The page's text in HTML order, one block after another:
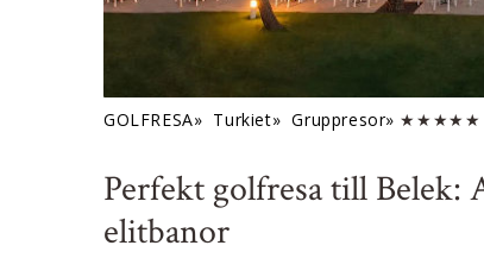
GOLFRESA» Turkiet» Gruppresor» ★★★★★
Perfekt golfresa till Belek:
elitbanor